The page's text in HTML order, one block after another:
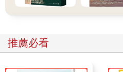
推薦必看